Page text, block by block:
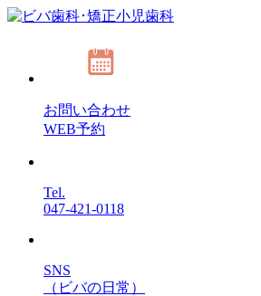
お問い合わせ
WEB予約
Tel.
047-421-0118
SNS
（ビバの日常）